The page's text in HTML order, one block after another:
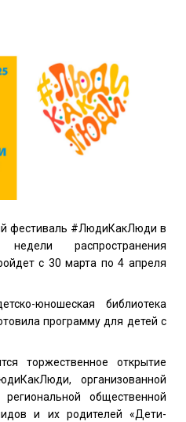
фестиваль #ЛюдиКакЛюди в
распространения
с 30 марта по 4 апреля
юношеская библиотека
программу для детей с
торжественное открытие
организованной
общественной
и их родителей «Дети-